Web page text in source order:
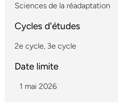
Sciences de la réadaptation
Cycles d'études
2e cycle, 3e cycle
Date limite
1 mai 2026